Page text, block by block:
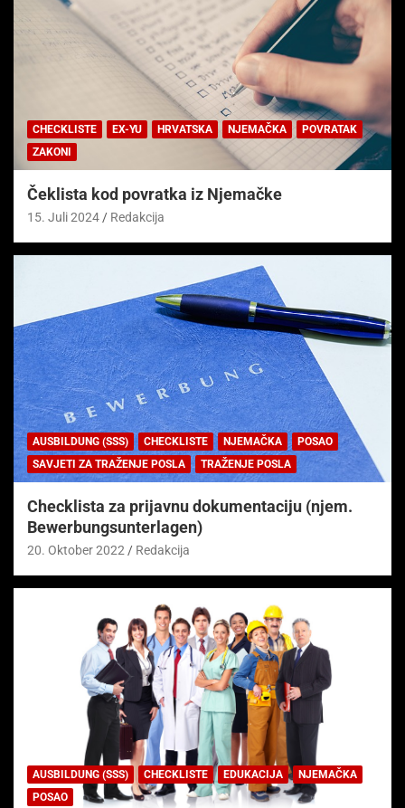
CHECKLISTE EX-YU HRVATSKA NJEMAČKA
POVRATAK
ZAKONI
Čeklista kod povratka iz Njemačke
15. Juli 2024 Redakcija
AUSBILDUNG (SSS) CHECKLISTE NJEMAČKA
POSAO
SAVJETI ZA TRAŽENJE POSLA
TRAŽENJE POSLA
Checklista za prijavnu dokumentaciju (njem.
Bewerbungsunterlagen)
20. Oktober 2022 Redakcija
AUSBILDUNG (SSS) CHECKLISTE EDUKACIJA
NJEMAČKA
POSAO